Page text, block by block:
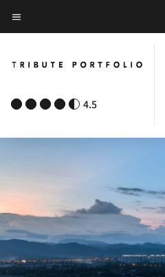
Skip
to
content
菜单文本
4.5